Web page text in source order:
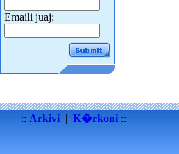
Emaili juaj:
:: Arkivi | K�rkoni ::